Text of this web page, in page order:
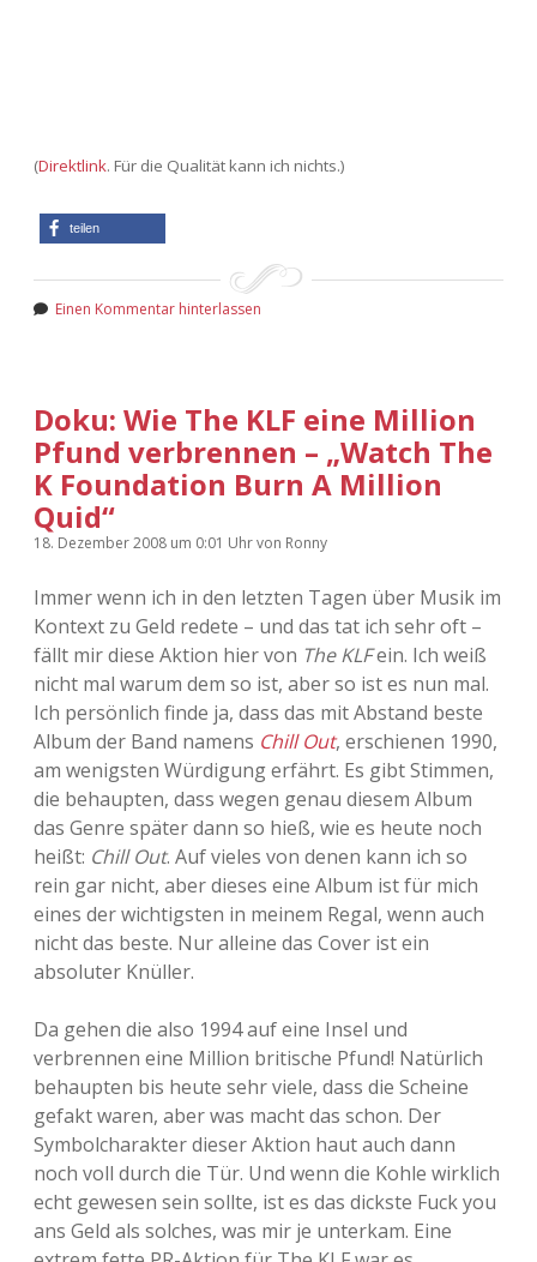
(Direktlink. Für die Qualität kann ich nichts.)
teilen
Einen Kommentar hinterlassen
Doku: Wie The KLF eine Million
Pfund verbrennen – „Watch The
K Foundation Burn A Million
Quid“
18. Dezember 2008 um 0:01 Uhrvon Ronny
Immer wenn ich in den letzten Tagen über Musik im
Kontext zu Geld redete – und das tat ich sehr oft –
fällt mir diese Aktion hier von The KLFein. Ich weiß
nicht mal warum dem so ist, aber so ist es nun mal.
Ich persönlich finde ja, dass das mit Abstand beste
Album der Band namens Chill Out, erschienen 1990,
am wenigsten Würdigung erfährt. Es gibt Stimmen,
die behaupten, dass wegen genau diesem Album
das Genre später dann so hieß, wie es heute noch
heißt: Chill Out. Auf vieles von denen kann ich so
rein gar nicht, aber dieses eine Album ist für mich
eines der wichtigsten in meinem Regal, wenn auch
nicht das beste. Nur alleine das Cover ist ein
absoluter Knüller.
Da gehen die also 1994 auf eine Insel und
verbrennen eine Million britische Pfund! Natürlich
behaupten bis heute sehr viele, dass die Scheine
gefakt waren, aber was macht das schon. Der
Symbolcharakter dieser Aktion haut auch dann
noch voll durch die Tür. Und wenn die Kohle wirklich
echt gewesen sein sollte, ist es das dickste Fuck you
ans Geld als solches, was mir je unterkam. Eine